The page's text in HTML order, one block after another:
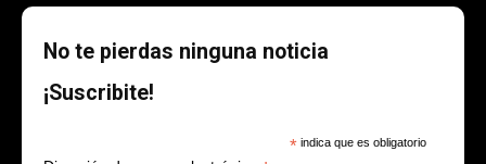
No te pierdas ninguna noticia
¡Suscribite!
* indica que es obligatorio